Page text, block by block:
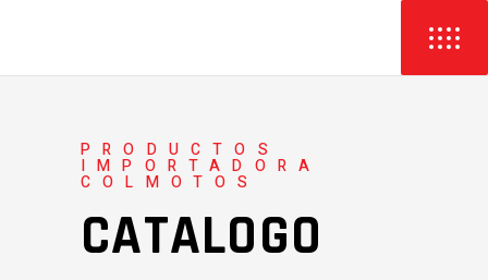
PRODUCTOS
IMPORTADORA
COLMOTOS
CATALOGO